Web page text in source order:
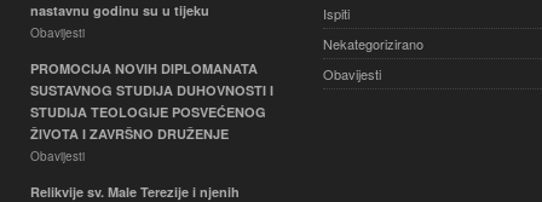
nastavnu godinu su u tijeku
Obavijesti
PROMOCIJA NOVIH DIPLOMANATA
SUSTAVNOG STUDIJA DUHOVNOSTI I
STUDIJA TEOLOGIJE POSVEĆENOG
ŽIVOTA I ZAVRŠNO DRUŽENJE
Obavijesti
Relikvije sv. Male Terezije i njenih
Ispiti
Nekategorizirano
Obavijesti